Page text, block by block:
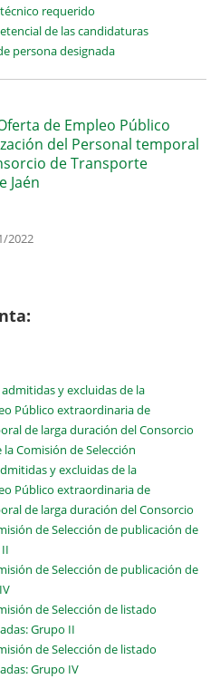
requerido
de las candidaturas
persona designada
de Empleo Público
del Personal temporal
de Transporte
Jaén
2022
y excluidas de la
Público extraordinaria de
de larga duración del Consorcio
Comisión de Selección
y excluidas de la
Público extraordinaria de
de larga duración del Consorcio
de Selección de publicación de
de Selección de publicación de
de Selección de listado
Grupo II
de Selección de listado
Grupo IV